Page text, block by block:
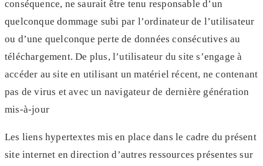
conséquence, ne saurait être tenu responsable d’un
quelconque dommage subi par l’ordinateur de l’utilisateur
ou d’une quelconque perte de données consécutives au
téléchargement.De plus, l’utilisateur du site s’engage à
accéder au site en utilisant un matériel récent, ne contenant
pas de virus et avec un navigateur de dernière génération
mis-à-jour
Les liens hypertextes mis en place dans le cadre du présent
site internet en direction d’autres ressources présentes sur